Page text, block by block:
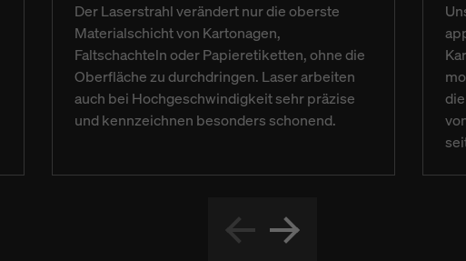
Der Laserstrahl verändert nur die oberste
Materialschicht von Kartonagen,
Faltschachteln oder Papieretiketten, ohne die
Oberfläche zu durchdringen. Laser arbeiten
auch bei Hochgeschwindigkeit sehr präzise
und kennzeichnen besonders schonend.